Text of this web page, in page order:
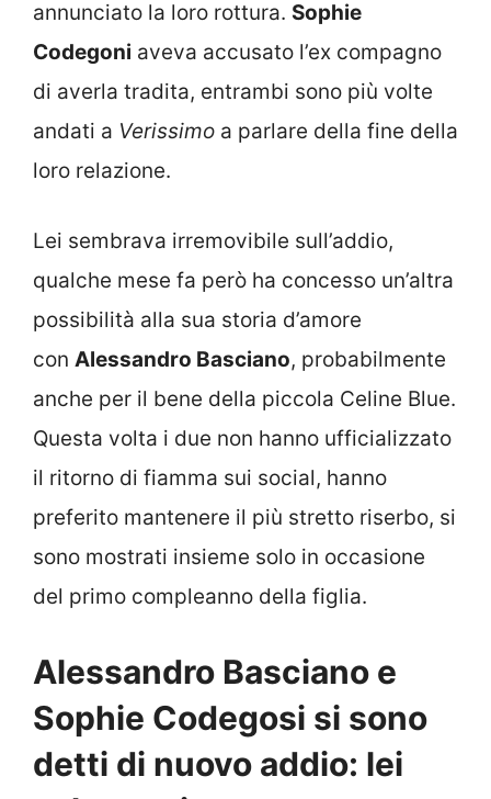
annunciato la loro rottura. Sophie
Codegoni aveva accusato l’ex compagno
di averla tradita, entrambi sono più volte
andati a Verissimo a parlare della fine della
loro relazione.
Lei sembrava irremovibile sull’addio,
qualche mese fa però ha concesso un’altra
possibilità alla sua storia d’amore
con Alessandro Basciano, probabilmente
anche per il bene della piccola Celine Blue.
Questa volta i due non hanno ufficializzato
il ritorno di fiamma sui social, hanno
preferito mantenere il più stretto riserbo, si
sono mostrati insieme solo in occasione
del primo compleanno della figlia.
Alessandro Basciano e
Sophie Codegosi si sono
detti di nuovo addio: lei